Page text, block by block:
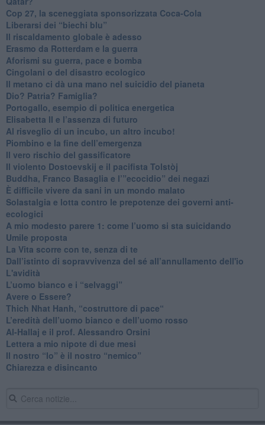
​Cop 27, la sceneggiata sponsorizzata Coca-Cola
​Liberarsi dei “biechi blu”
Il riscaldamento globale è adesso
​Erasmo da Rotterdam e la guerra
​Aforismi su guerra, pace e bomba
Cingolani o del disastro ecologico
​Il metano ci dà una mano nel suicidio del pianeta
​Dio? Patria? Famiglia?
Portogallo, esempio di politica energetica
​Elisabetta II e l’assenza di futuro
Al risveglio di un incubo, un altro incubo!
​Piombino e la fine dell’emergenza
​Il vero rischio del gassificatore
​Il violento Dostoevskij e il pacifista Tolstòj
​Buddha, Franco Basaglia e l’”ecocidio” dei negazi
​È difficile vivere da sani in un mondo malato
Solastalgia e lotta contro le prepotenze dei governi anti-
ecologici
​A mio modesto parere 1: come l’uomo si sta suicidando
​Umile proposta
​La Vita scorre con te, senza di te
​Dall’istinto di sopravvivenza del sé all’annullamento dell'io
L'avidità
​L’uomo bianco e i “selvaggi”
​Avere o Essere?
​Thich Nhat Hanh, “costruttore di pace“
​L’eredità dell’uomo bianco e dell’uomo rosso
Al-Hallaj e il prof. Alessandro Orsini
​Lettera a mio nipote di due mesi
​Il nostro “Io” è il nostro “nemico”
​Chiarezza e disincanto